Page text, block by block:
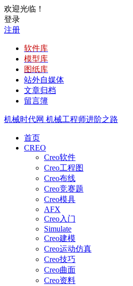
欢迎光临！
登录
注册
软件库
模型库
图纸库
站外自媒体
文章归档
留言簿
机械时代网 机械工程师进阶之路
首页
CREO
Creo软件
Creo工程图
Creo布线
Creo竞赛题
Creo模具
AFX
Creo入门
Simulate
Creo建模
Creo运动仿真
Creo技巧
Creo曲面
Creo资料